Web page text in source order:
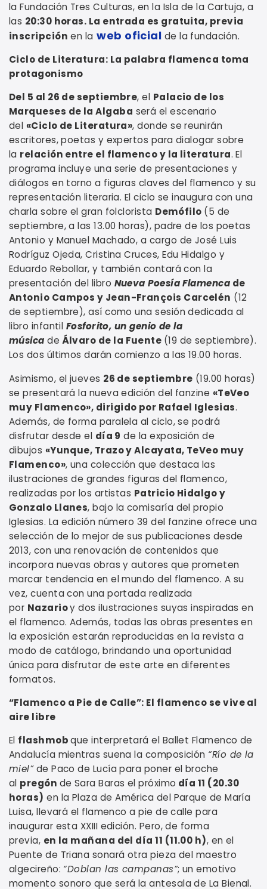
la Fundación Tres Culturas, en la Isla de la Cartuja, a
las 20:30 horas. La entrada es gratuita, previa
inscripción en la web oficial de la fundación.
Ciclo de Literatura: La palabra flamenca toma
protagonismo
Del 5 al 26 de septiembre, el Palacio de los
Marqueses de la Algaba será el escenario
del «Ciclo de Literatura», donde se reunirán
escritores, poetas y expertos para dialogar sobre
la relación entre el flamenco y la literatura. El
programa incluye una serie de presentaciones y
diálogos en torno a figuras claves del flamenco y su
representación literaria. El ciclo se inaugura con una
charla sobre el gran folclorista Demófilo (5 de
septiembre, a las 13.00 horas), padre de los poetas
Antonio y Manuel Machado, a cargo de José Luis
Rodríguz Ojeda, Cristina Cruces, Edu Hidalgo y
Eduardo Rebollar, y también contará con la
presentación del libro Nueva Poesía Flamenca de
Antonio Campos y Jean-François Carcelén (12
de septiembre), así como una sesión dedicada al
libro infantil Fosforito, un genio de la
música de Álvaro de la Fuente (19 de septiembre).
Los dos últimos darán comienzo a las 19.00 horas.
Asimismo, el jueves 26 de septiembre (19.00 horas)
se presentará la nueva edición del fanzine «TeVeo
muy Flamenco», dirigido por Rafael Iglesias.
Además, de forma paralela al ciclo, se podrá
disfrutar desde el día 9 de la exposición de
dibujos «Yunque, Trazo y Alcayata, TeVeo muy
Flamenco», una colección que destaca las
ilustraciones de grandes figuras del flamenco,
realizadas por los artistas Patricio Hidalgo y
Gonzalo Llanes, bajo la comisaría del propio
Iglesias. La edición número 39 del fanzine ofrece una
selección de lo mejor de sus publicaciones desde
2013, con una renovación de contenidos que
incorpora nuevas obras y autores que prometen
marcar tendencia en el mundo del flamenco. A su
vez, cuenta con una portada realizada
por Nazarioy dos ilustraciones suyas inspiradas en
el flamenco. Además, todas las obras presentes en
la exposición estarán reproducidas en la revista a
modo de catálogo, brindando una oportunidad
única para disfrutar de este arte en diferentes
formatos.
“Flamenco a Pie de Calle”: El flamenco se vive al
aire libre
El flashmobque interpretará el Ballet Flamenco de
Andalucía mientras suena la composición “Río de la
miel”de Paco de Lucía para poner el broche
al pregón de Sara Baras el próximo día 11 (20.30
horas) en la Plaza de América del Parque de María
Luisa, llevará el flamenco a pie de calle para
inaugurar esta XXIII edición. Pero, de forma
previa, en la mañana del día 11 (11.00 h), en el
Puente de Triana sonará otra pieza del maestro
algecireño: “Doblan las campanas”; un emotivo
momento sonoro que será la antesala de La Bienal.